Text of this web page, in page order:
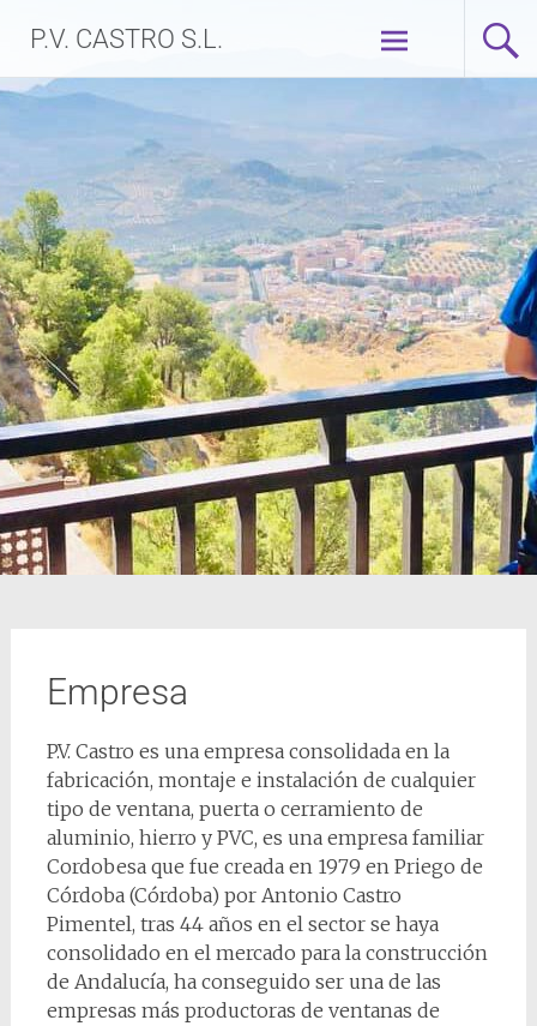
P.V. CASTRO S.L.
Empresa
P.V. Castro es una empresa consolidada en la
fabricación, montaje e instalación de cualquier
tipo de ventana, puerta o cerramiento de
aluminio, hierro y PVC, es una empresa familiar
Cordobesa que fue creada en 1979 en Priego de
Córdoba (Córdoba) por Antonio Castro
Pimentel, tras 44 años en el sector se haya
consolidado en el mercado para la construcción
de Andalucía, ha conseguido ser una de las
empresas más productoras de ventanas de